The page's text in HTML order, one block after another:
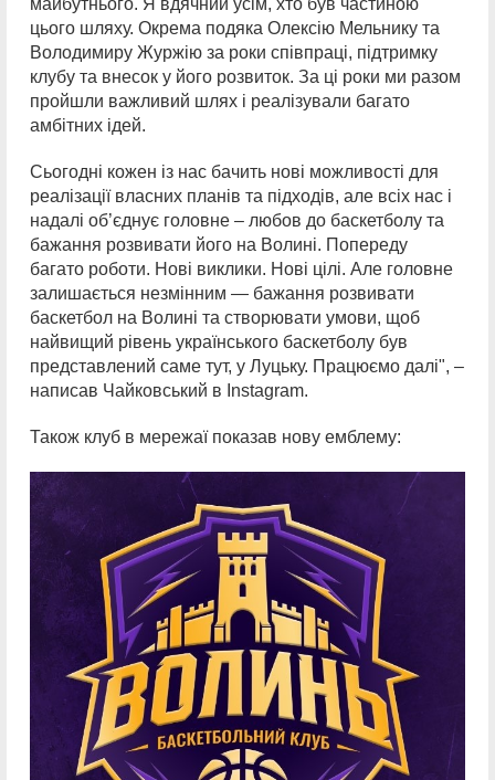
майбутнього. Я вдячний усім, хто був частиною
цього шляху. Окрема подяка Олексію Мельнику та
Володимиру Журжію за роки співпраці, підтримку
клубу та внесок у його розвиток. За ці роки ми разом
пройшли важливий шлях і реалізували багато
амбітних ідей.
Сьогодні кожен із нас бачить нові можливості для
реалізації власних планів та підходів, але всіх нас і
надалі об’єднує головне – любов до баскетболу та
бажання розвивати його на Волині. Попереду
багато роботи. Нові виклики. Нові цілі. Але головне
залишається незмінним — бажання розвивати
баскетбол на Волині та створювати умови, щоб
найвищий рівень українського баскетболу був
представлений саме тут, у Луцьку. Працюємо далі", –
написав Чайковський в Instagram.
Також клуб в мережаї показав нову емблему: